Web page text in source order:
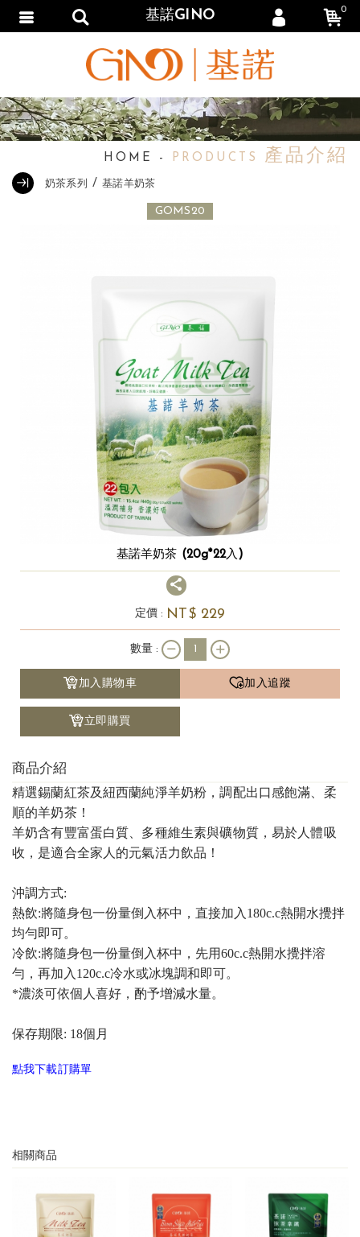
HOME PRODUCTS 產品介紹
奶茶系列 基諾羊奶茶
GOMS20
基諾羊奶茶 (20g*22入)
定價 : NT$ 229
數量 :
加入購物車 加入追蹤
立即購買
商品介紹
精選錫蘭紅茶及紐西蘭純淨羊奶粉，調配出口感飽滿、柔
順的羊奶茶！
羊奶含有豐富蛋白質、多種維生素與礦物質，易於人體吸
收，是適合全家人的元氣活力飲品！
沖調方式:
熱飲:將隨身包一份量倒入杯中，直接加入180c.c熱開水攪拌
均勻即可。
冷飲:將隨身包一份量倒入杯中，先用60c.c熱開水攪拌溶
勻，再加入120c.c冷水或冰塊調和即可。
*濃淡可依個人喜好，酌予增減水量。
保存期限: 18個月
點我下載訂購單
相關商品
基諾GINO 0
會員登入
會員註冊
忘記密碼
訂單查詢
追蹤清單
填寫匯款通知
繁體中文